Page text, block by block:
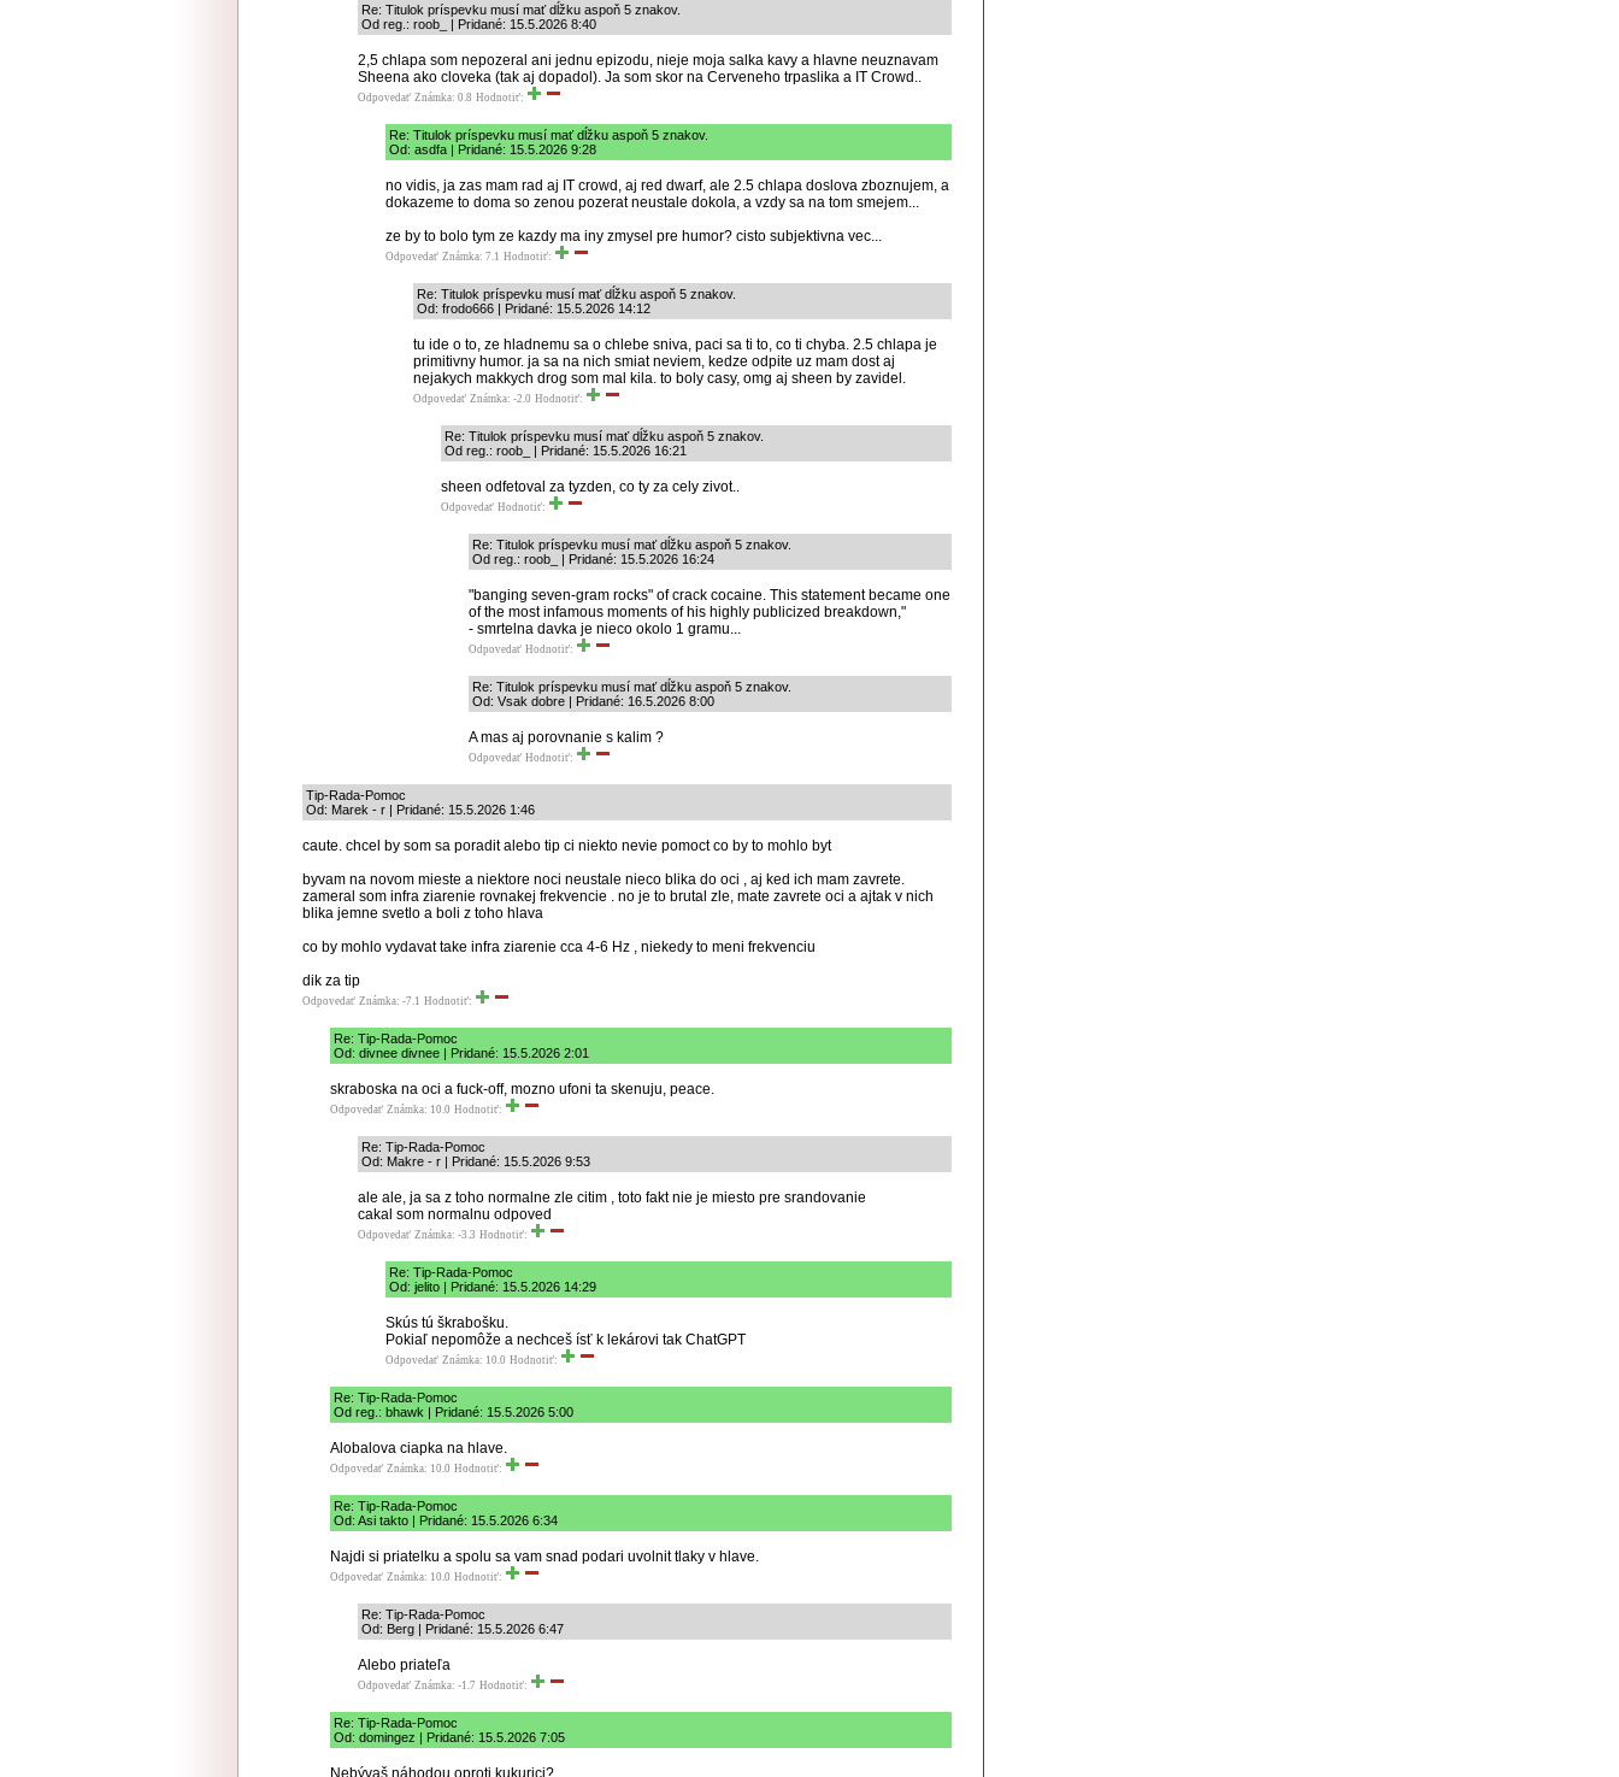
Re: Titulok príspevku musí mať dĺžku aspoň 5 znakov.
Od reg.: roob_ | Pridané: 15.5.2026 8:40
2,5 chlapa som nepozeral ani jednu epizodu, nieje moja salka kavy a hlavne neuznavam
Sheena ako cloveka (tak aj dopadol). Ja som skor na Cerveneho trpaslika a IT Crowd..
Odpovedať Známka: 0.8 Hodnotiť:
Re: Titulok príspevku musí mať dĺžku aspoň 5 znakov.
Od: asdfa | Pridané: 15.5.2026 9:28
no vidis, ja zas mam rad aj IT crowd, aj red dwarf, ale 2.5 chlapa doslova zboznujem, a
dokazeme to doma so zenou pozerat neustale dokola, a vzdy sa na tom smejem...
ze by to bolo tym ze kazdy ma iny zmysel pre humor? cisto subjektivna vec...
Odpovedať Známka: 7.1 Hodnotiť:
Re: Titulok príspevku musí mať dĺžku aspoň 5 znakov.
Od: frodo666 | Pridané: 15.5.2026 14:12
tu ide o to, ze hladnemu sa o chlebe sniva, paci sa ti to, co ti chyba. 2.5 chlapa je
primitivny humor. ja sa na nich smiat neviem, kedze odpite uz mam dost aj
nejakych makkych drog som mal kila. to boly casy, omg aj sheen by zavidel.
Odpovedať Známka: -2.0 Hodnotiť:
Re: Titulok príspevku musí mať dĺžku aspoň 5 znakov.
Od reg.: roob_ | Pridané: 15.5.2026 16:21
sheen odfetoval za tyzden, co ty za cely zivot..
Odpovedať Hodnotiť:
Re: Titulok príspevku musí mať dĺžku aspoň 5 znakov.
Od reg.: roob_ | Pridané: 15.5.2026 16:24
"banging seven-gram rocks" of crack cocaine. This statement became one
of the most infamous moments of his highly publicized breakdown,"
- smrtelna davka je nieco okolo 1 gramu...
Odpovedať Hodnotiť:
Re: Titulok príspevku musí mať dĺžku aspoň 5 znakov.
Od: Vsak dobre | Pridané: 16.5.2026 8:00
A mas aj porovnanie s kalim ?
Odpovedať Hodnotiť:
Tip-Rada-Pomoc
Od: Marek - r | Pridané: 15.5.2026 1:46
caute. chcel by som sa poradit alebo tip ci niekto nevie pomoct co by to mohlo byt
byvam na novom mieste a niektore noci neustale nieco blika do oci , aj ked ich mam zavrete.
zameral som infra ziarenie rovnakej frekvencie . no je to brutal zle, mate zavrete oci a ajtak v nich
blika jemne svetlo a boli z toho hlava
co by mohlo vydavat take infra ziarenie cca 4-6 Hz , niekedy to meni frekvenciu
dik za tip
Odpovedať Známka: -7.1 Hodnotiť:
Re: Tip-Rada-Pomoc
Od: divnee divnee | Pridané: 15.5.2026 2:01
skraboska na oci a fuck-off, mozno ufoni ta skenuju, peace.
Odpovedať Známka: 10.0 Hodnotiť:
Re: Tip-Rada-Pomoc
Od: Makre - r | Pridané: 15.5.2026 9:53
ale ale, ja sa z toho normalne zle citim , toto fakt nie je miesto pre srandovanie
cakal som normalnu odpoved
Odpovedať Známka: -3.3 Hodnotiť:
Re: Tip-Rada-Pomoc
Od: jelito | Pridané: 15.5.2026 14:29
Skús tú škrabošku.
Pokiaľ nepomôže a nechceš ísť k lekárovi tak ChatGPT
Odpovedať Známka: 10.0 Hodnotiť:
Re: Tip-Rada-Pomoc
Od reg.: bhawk | Pridané: 15.5.2026 5:00
Alobalova ciapka na hlave.
Odpovedať Známka: 10.0 Hodnotiť:
Re: Tip-Rada-Pomoc
Od: Asi takto | Pridané: 15.5.2026 6:34
Najdi si priatelku a spolu sa vam snad podari uvolnit tlaky v hlave.
Odpovedať Známka: 10.0 Hodnotiť:
Re: Tip-Rada-Pomoc
Od: Berg | Pridané: 15.5.2026 6:47
Alebo priateľa
Odpovedať Známka: -1.7 Hodnotiť:
Re: Tip-Rada-Pomoc
Od: domingez | Pridané: 15.5.2026 7:05
Nebývaš náhodou oproti kukurici?